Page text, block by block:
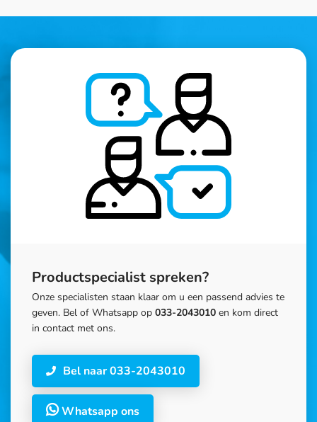
Productspecialist spreken?
Onze specialisten staan klaar om u een passend advies te
geven. Bel of Whatsapp op 033-2043010 en kom direct
in contact met ons.
Bel naar 033-2043010
Whatsapp ons